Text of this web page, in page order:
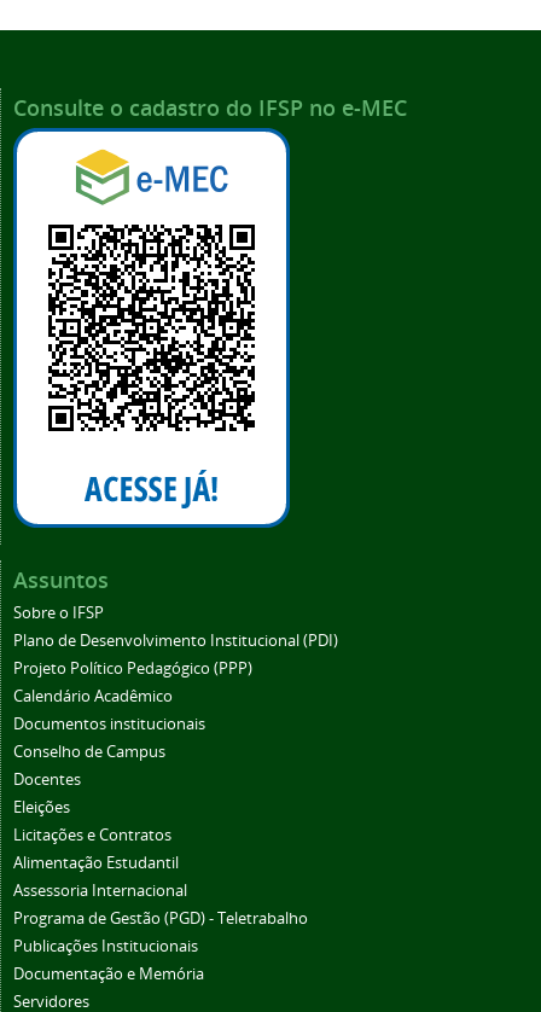
Consulte o cadastro do IFSP no e-MEC
Assuntos
Sobre o IFSP
Plano de Desenvolvimento Institucional (PDI)
Projeto Político Pedagógico (PPP)
Calendário Acadêmico
Documentos institucionais
Conselho de Campus
Docentes
Eleições
Licitações e Contratos
Alimentação Estudantil
Assessoria Internacional
Programa de Gestão (PGD) - Teletrabalho
Publicações Institucionais
Documentação e Memória
Servidores